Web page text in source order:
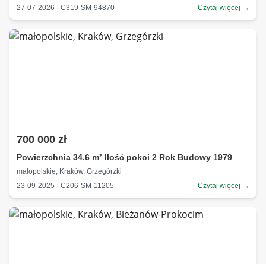
27-07-2026 · C319-SM-94870
Czytaj więcej →
700 000 zł
Powierzchnia 34.6 m² Ilość pokoi 2 Rok Budowy 1979
małopolskie, Kraków, Grzegórzki
23-09-2025 · C206-SM-11205
Czytaj więcej →